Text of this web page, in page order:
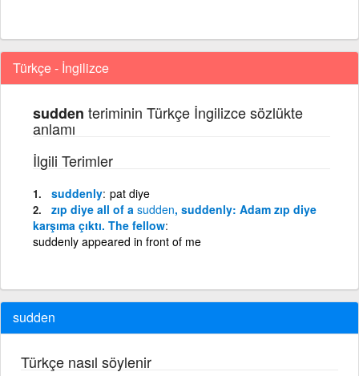
Türkçe - İngilizce
sudden teriminin Türkçe İngilizce sözlükte
anlamı
İlgili Terimler
suddenly pat diye
zıp diye all of a sudden, suddenly: Adam zıp diye
karşıma çıktı. The fellow
suddenly appeared in front of me
sudden
Türkçe nasıl söylenir